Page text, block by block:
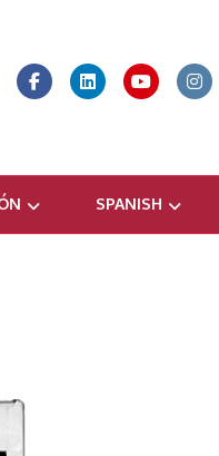
FacebookLinkedin Youtube
SPANISH